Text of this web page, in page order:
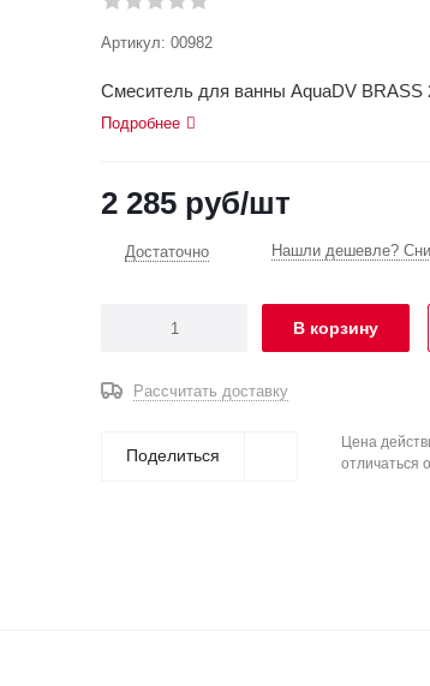
Артикул: 00982
Смеситель для ванны AquaDV BRASS
Подробнее
2 285 руб/шт
Достаточно Нашли дешевле?
В корзину
Рассчитать доставку
Поделиться
Цена
отличаться